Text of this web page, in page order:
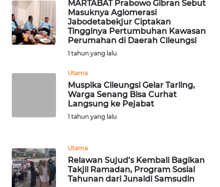
MARTABAT Prabowo Gibran Sebut
Masuknya Aglomerasi
Jabodetabekjur Ciptakan
Tingginya Pertumbuhan Kawasan
Perumahan di Daerah Cileungsi
1 tahun yang lalu
Utama
Muspika Cileungsi Gelar Tarling,
Warga Senang Bisa Curhat
Langsung ke Pejabat
1 tahun yang lalu
Utama
Relawan Sujud’s Kembali Bagikan
Takjil Ramadan, Program Sosial
Tahunan dari Junaidi Samsudin
WN
SUBANG
WN
WN
WN
SEMARANG